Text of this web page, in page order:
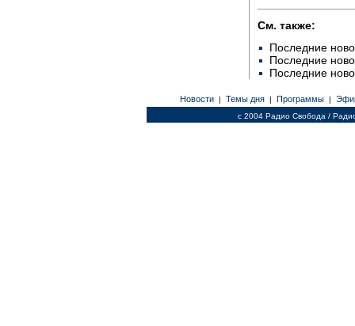
См. также:
Последние
Последние
Последние
Новости | Темы дня | Программы |
c 2004 Радио Свобода /